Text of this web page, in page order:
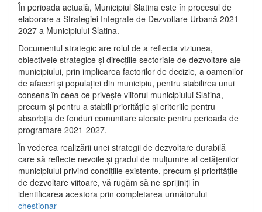
În perioada actuală, Municipiul Slatina este în procesul de
elaborare a Strategiei Integrate de Dezvoltare Urbană 2021‐
2027 a Municipiului Slatina.
Documentul strategic are rolul de a reflecta viziunea,
obiectivele strategice și direcțiile sectoriale de dezvoltare ale
municipiului, prin implicarea factorilor de decizie, a oamenilor
de afaceri și populației din municipiu, pentru stabilirea unui
consens în ceea ce privește viitorul municipiului Slatina,
precum și pentru a stabili prioritățile și criteriile pentru
absorbția de fonduri comunitare alocate pentru perioada de
programare 2021-2027.
În vederea realizării unei strategii de dezvoltare durabilă
care să reflecte nevoile și gradul de mulțumire al cetățenilor
municipiului privind condițiile existente, precum și prioritățile
de dezvoltare viitoare, vă rugăm să ne sprijiniți în
identificarea acestora prin completarea următorului
chestionar